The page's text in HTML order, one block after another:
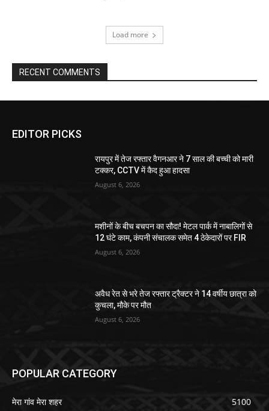
Load more
RECENT COMMENTS
EDITOR PICKS
रायपुर में तेज रफ्तार वैगनआर ने 7 साल की बच्ची को मारी
टक्कर, CCTV में कैद हुआ हादसा
August 6, 2026
मशीनों के बीच बचपन का सौदा! मेटल पार्क में नाबालिगों से
12 घंटे काम, कंपनी संचालक समेत 4 ठेकेदारों पर FIR
August 6, 2026
अवैध रेत से भरे तेज रफ्तार ट्रैक्टर ने 14 वर्षीय छात्रा को
कुचला, मौके पर मौत
August 6, 2026
POPULAR CATEGORY
मेरा गांव मेरा शहर
5100